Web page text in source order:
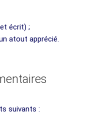
écrit) ;
atout apprécié.
suivants :